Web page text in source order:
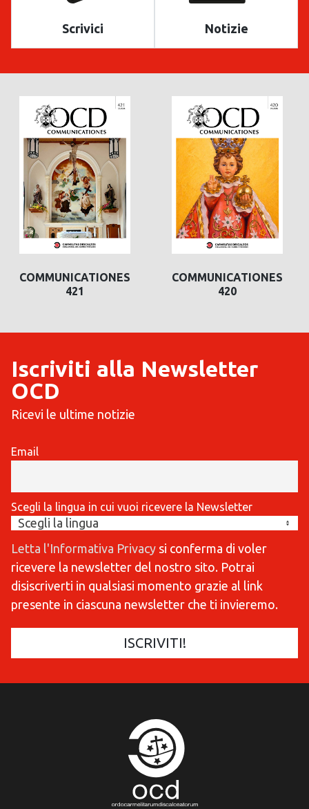
Scrivici Notizie
COMMUNICATIONES
421
COMMUNICATIONES
420
Iscriviti alla Newsletter
OCD
Ricevi le ultime notizie
Email
Scegli la lingua in cui vuoi ricevere la Newsletter
Letta l'Informativa Privacy si conferma di voler
ricevere la newsletter del nostro sito. Potrai
disiscriverti in qualsiasi momento grazie al link
presente in ciascuna newsletter che ti invieremo.